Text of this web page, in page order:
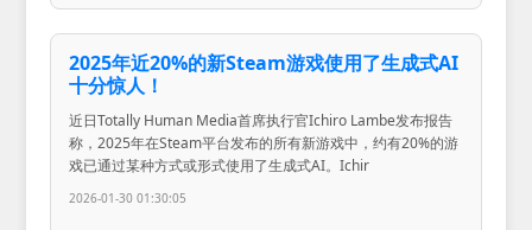
2025年近20%的新Steam游戏使用了生成式AI
十分惊人！
近日Totally Human Media首席执行官Ichiro Lambe发布报告
称，2025年在Steam平台发布的所有新游戏中，约有20%的游
戏已通过某种方式或形式使用了生成式AI。Ichir
2026-01-30 01:30:05